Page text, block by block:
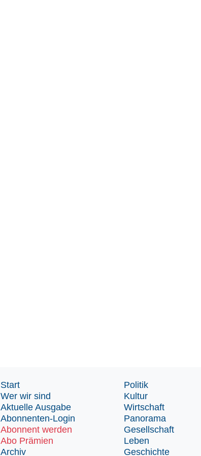
Start
Wer wir sind
Aktuelle Ausgabe
Abonnenten-Login
Abonnent werden
Abo Prämien
Archiv
Politik
Kultur
Wirtschaft
Panorama
Gesellschaft
Leben
Geschichte